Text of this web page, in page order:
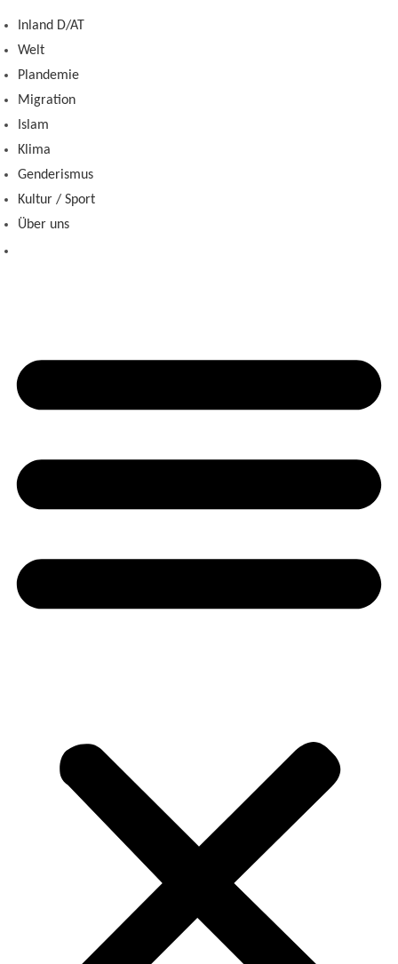
Zum
Inhalt
springen
Inland D/AT
Welt
Plandemie
Migration
Islam
Klima
Genderismus
Kultur / Sport
Über uns